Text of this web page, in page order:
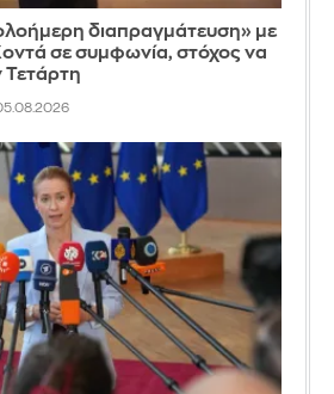
διαπραγμάτευση» με
σε συμφωνία, στόχος να
Τετάρτη